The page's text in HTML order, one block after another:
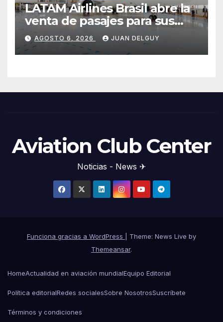
LATAM Airlines Brasil abre la
venta de pasajes para sus
nuevos Embraer E195-E2 y
anuncia la expansión de su
red
AGOSTO 6, 2026 JUAN DELGUY
Aviation Club Center
Noticias - News ✈
Funciona gracias a WordPress
Theme: News Live by
Themeansar.
HomeActualidad en aviación mundialEquipo Editorial
Política editorialRedes socialesSobre NosotrosSuscríbete
Términos y condiciones